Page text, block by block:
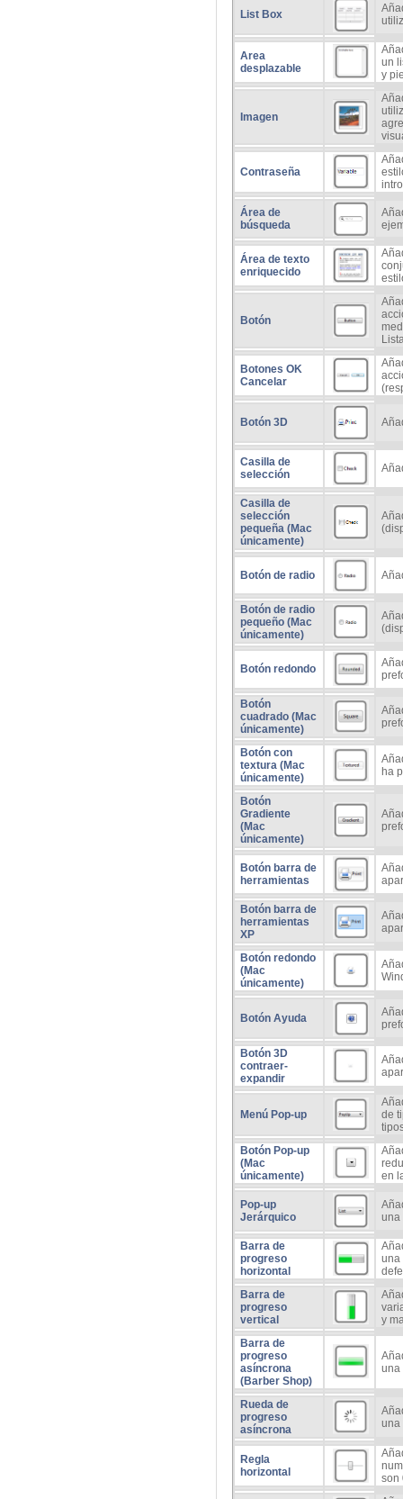
List Box
Area
desplazable
un
y
Imagen
Contraseña
Área de
búsqueda
Área de texto
enriquecido
Botón
Botones OK
Cancelar
Botón 3D
Casilla de
selección
Casilla de
selección
pequeña (Mac
únicamente)
Botón de radio
Botón de radio
pequeño (Mac
únicamente)
Botón redondo
Botón
cuadrado (Mac
únicamente)
Botón con
textura (Mac
únicamente)
ha
Botón
Gradiente
(Mac
únicamente)
Botón barra de
herramientas
Botón barra de
herramientas
XP
Botón redondo
(Mac
únicamente)
Botón Ayuda
Botón 3D
contraer-
expandir
Menú Pop-up
de
Botón Pop-up
(Mac
únicamente)
en
Pop-up
Jerárquico
una
Barra de
progreso
horizontal
una
Barra de
progreso
vertical
y
Barra de
progreso
asíncrona
(Barber Shop)
una
Rueda de
progreso
asíncrona
una
Regla
horizontal
son